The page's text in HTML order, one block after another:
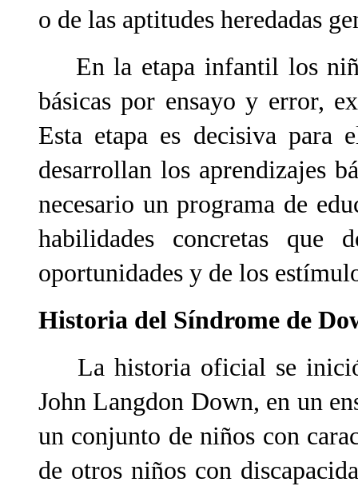
o de las aptitudes heredadas
En la etapa infantil los
básicas por ensayo y error,
Esta etapa es decisiva para
desarrollan los aprendizajes
necesario un programa de
habilidades concretas que
oportunidades y de los
Historia del Síndrome de
La historia oficial se inició
John Langdon Down, en un
un conjunto de niños con
de otros niños con